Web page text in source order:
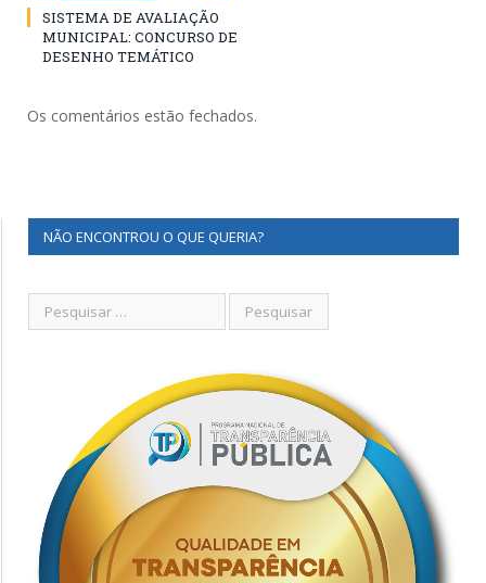
SISTEMA DE AVALIAÇÃO
MUNICIPAL: CONCURSO DE
DESENHO TEMÁTICO
Os comentários estão fechados.
NÃO ENCONTROU O QUE QUERIA?